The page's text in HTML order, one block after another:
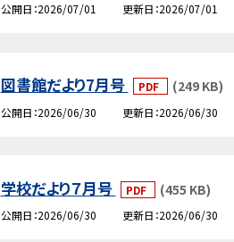
公開日 2026/07/01 更新日 2026/07/01
図書館だより7月号 PDF (249 KB)
公開日 2026/06/30 更新日 2026/06/30
学校だより７月号 PDF (455 KB)
公開日 2026/06/30 更新日 2026/06/30